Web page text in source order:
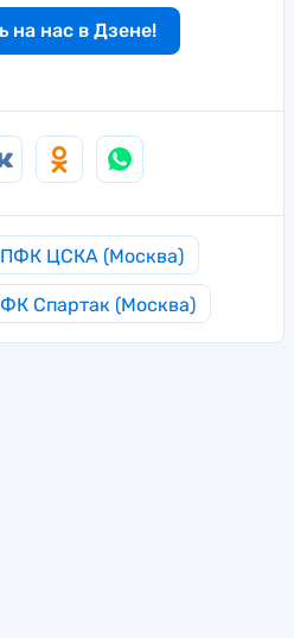
на нас в Дзене!
ПФК ЦСКА (Москва)
ФК Спартак (Москва)